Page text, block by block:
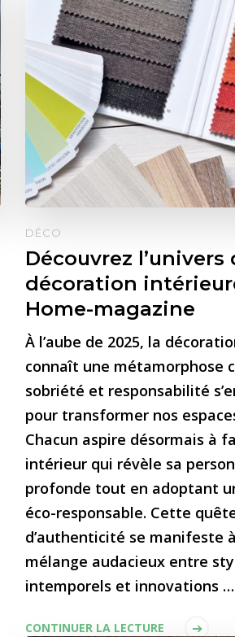
DÉCO
Découvrez l’univers
décoration
Home-magazine
À l’aube de 2025, la
connaît une métamorphose
sobriété et responsabilité
pour transformer nos
Chacun aspire désormais à
intérieur qui révèle sa
profonde tout en adoptant
éco-responsable. Cette
d’authenticité se manifeste
mélange audacieux entre
intemporels et innovations …
CONTINUER LA LECTURE